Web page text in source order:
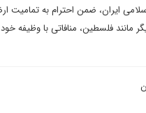
ایران، ضمن احترام به تمامیت
مانند فلسطین، منافاتی با وظیفه